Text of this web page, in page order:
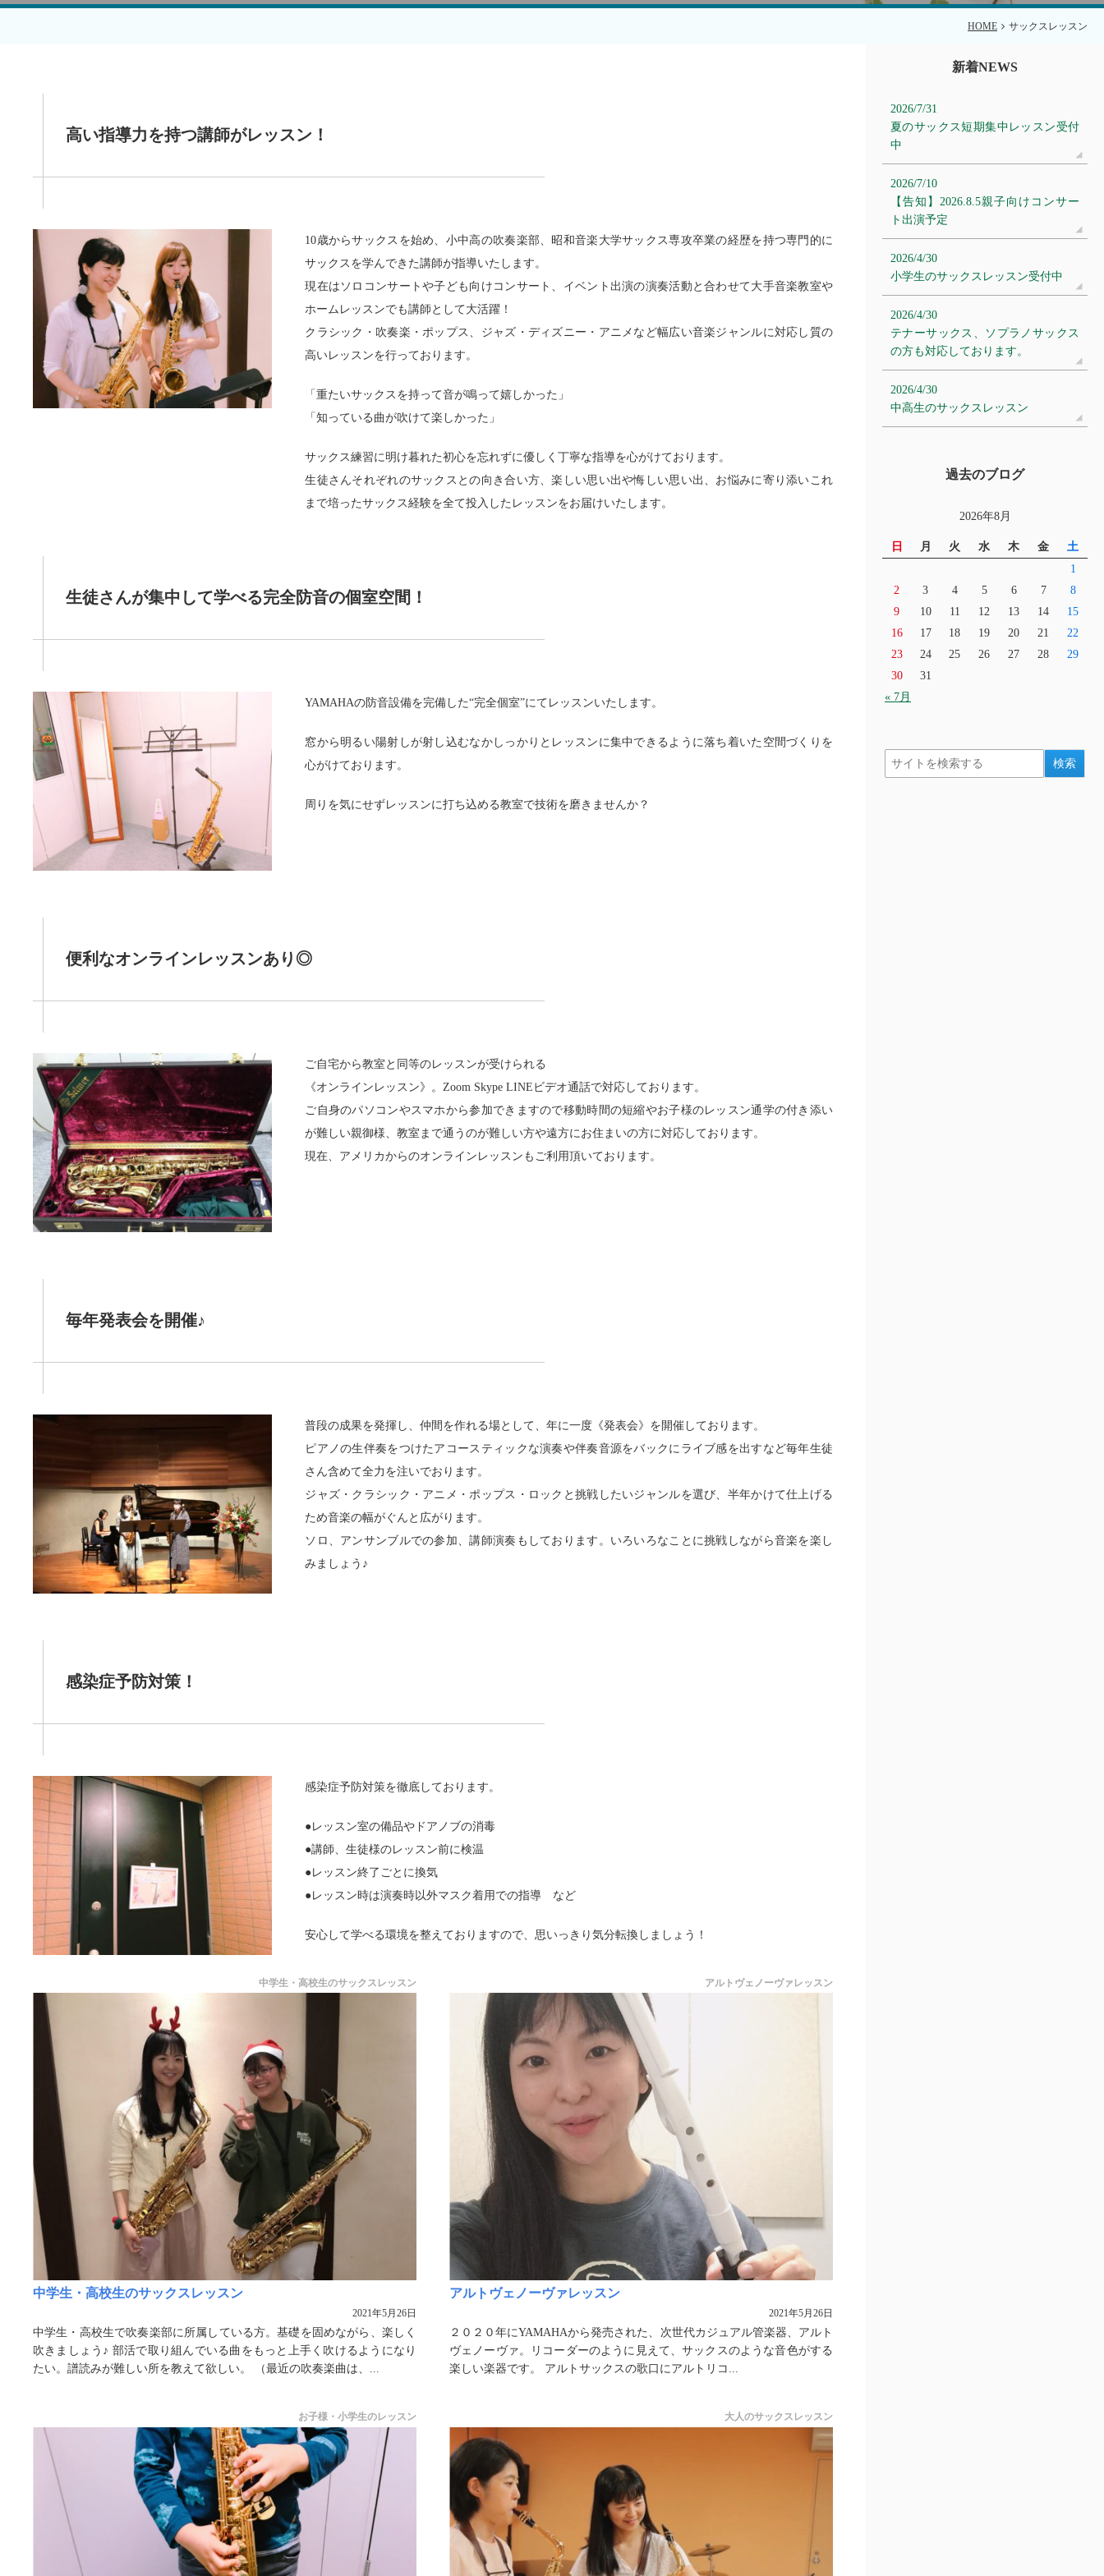
HOME サックスレッスン
高い指導力を持つ講師がレッスン！
10歳からサックスを始め、小中高の吹奏楽部、昭和音楽大学サックス専攻卒業の経歴を持つ専門的に
サックスを学んできた講師が指導いたします。
現在はソロコンサートや子ども向けコンサート、イベント出演の演奏活動と合わせて大手音楽教室や
ホームレッスンでも講師として大活躍！
クラシック・吹奏楽・ポップス、ジャズ・ディズニー・アニメなど幅広い音楽ジャンルに対応し質の
高いレッスンを行っております。
「重たいサックスを持って音が鳴って嬉しかった」
「知っている曲が吹けて楽しかった」
サックス練習に明け暮れた初心を忘れずに優しく丁寧な指導を心がけております。
生徒さんそれぞれのサックスとの向き合い方、楽しい思い出や悔しい思い出、お悩みに寄り添いこれ
まで培ったサックス経験を全て投入したレッスンをお届けいたします。
生徒さんが集中して学べる完全防音の個室空間！
YAMAHAの防音設備を完備した“完全個室”にてレッスンいたします。
窓から明るい陽射しが射し込むなかしっかりとレッスンに集中できるように落ち着いた空間づくりを
心がけております。
周りを気にせずレッスンに打ち込める教室で技術を磨きませんか？
便利なオンラインレッスンあり◎
ご自宅から教室と同等のレッスンが受けられる
《オンラインレッスン》。Zoom Skype LINEビデオ通話で対応しております。
ご自身のパソコンやスマホから参加できますので移動時間の短縮やお子様のレッスン通学の付き添い
が難しい親御様、教室まで通うのが難しい方や遠方にお住まいの方に対応しております。
現在、アメリカからのオンラインレッスンもご利用頂いております。
毎年発表会を開催♪
普段の成果を発揮し、仲間を作れる場として、年に一度《発表会》を開催しております。
ピアノの生伴奏をつけたアコースティックな演奏や伴奏音源をバックにライブ感を出すなど毎年生徒
さん含めて全力を注いでおります。
ジャズ・クラシック・アニメ・ポップス・ロックと挑戦したいジャンルを選び、半年かけて仕上げる
ため音楽の幅がぐんと広がります。
ソロ、アンサンブルでの参加、講師演奏もしております。いろいろなことに挑戦しながら音楽を楽し
みましょう♪
感染症予防対策！
感染症予防対策を徹底しております。
●レッスン室の備品やドアノブの消毒
●講師、生徒様のレッスン前に検温
●レッスン終了ごとに換気
●レッスン時は演奏時以外マスク着用での指導 など
安心して学べる環境を整えておりますので、思いっきり気分転換しましょう！
中学生・高校生のサックスレッスン
中学生・高校生のサックスレッスン
2021年5月26日
中学生・高校生で吹奏楽部に所属している方。基礎を固めながら、楽しく
吹きましょう♪ 部活で取り組んでいる曲をもっと上手く吹けるようになり
たい。譜読みが難しい所を教えて欲しい。 （最近の吹奏楽曲は、...
アルトヴェノーヴァレッスン
アルトヴェノーヴァレッスン
2021年5月26日
２０２０年にYAMAHAから発売された、次世代カジュアル管楽器、アルト
ヴェノーヴァ。リコーダーのように見えて、サックスのような音色がする
楽しい楽器です。 アルトサックスの歌口にアルトリコ...
お子様・小学生のレッスン 大人のサックスレッスン
新着NEWS
2026/7/31
夏のサックス短期集中レッスン受付
中
2026/7/10
【告知】2026.8.5親子向けコンサー
ト出演予定
2026/4/30
小学生のサックスレッスン受付中
2026/4/30
テナーサックス、ソプラノサックス
の方も対応しております。
2026/4/30
中高生のサックスレッスン
過去のブログ
2026年8月
日 月 火 水 木 金 土
« 7月
1
2
3 4 5 6 7
8
9
10 11 12 13 14
15
16
17 18 19 20 21
22
23
24 25 26 27 28
29
30
31